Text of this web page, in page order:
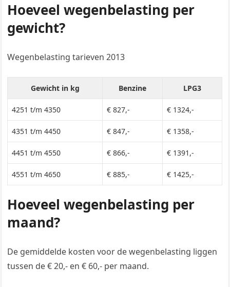
Hoeveel wegenbelasting per
gewicht?
Wegenbelasting tarieven 2013
Gewicht in kg Benzine LPG3
4251 t/m 4350 € 827,- € 1324,-
4351 t/m 4450 € 847,- € 1358,-
4451 t/m 4550 € 866,- € 1391,-
4551 t/m 4650 € 885,- € 1425,-
Hoeveel wegenbelasting per
maand?
De gemiddelde kosten voor de wegenbelasting liggen
tussen de € 20,- en € 60,- per maand.